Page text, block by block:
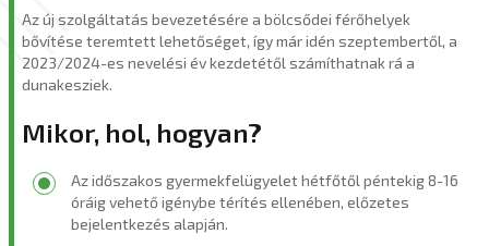
Az új szolgáltatás bevezetésére a bölcsődei férőhelyek
bővítése teremtett lehetőséget, így már idén szeptembertől, a
2023/2024-es nevelési év kezdetétől számíthatnak rá a
dunakesziek.
Mikor, hol, hogyan?
Az időszakos gyermekfelügyelet hétfőtől péntekig 8-16
óráig vehető igénybe térítés ellenében, előzetes
bejelentkezés alapján.